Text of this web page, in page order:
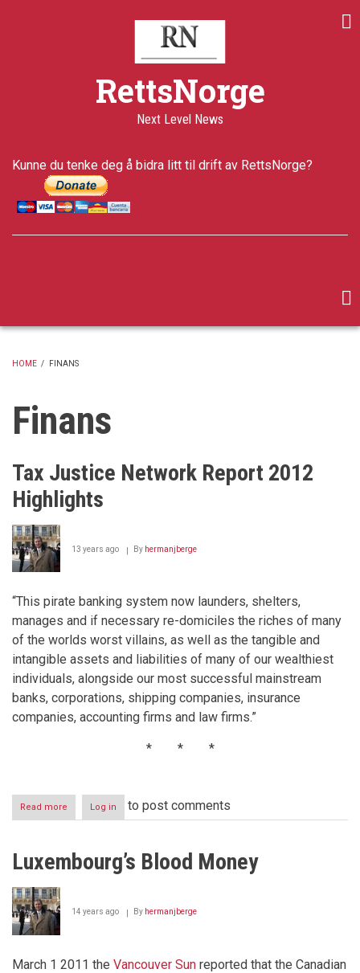
RettsNorge
Next Level News
Kunne du tenke deg å bidra litt til drift av RettsNorge?
HOME / FINANS
Finans
Tax Justice Network Report 2012
Highlights
13 years ago By hermanjberge
“This pirate banking system now launders, shelters,
manages and if necessary re-domiciles the riches of many
of the worlds worst villains, as well as the tangible and
intangible assets and liabilities of many of our wealthiest
individuals, alongside our most successful mainstream
banks, corporations, shipping companies, insurance
companies, accounting firms and law firms.”
* * *
Read more
Tax
Report
Log in to post comments
Luxembourg’s Blood Money
14 years ago By hermanjberge
March 1 2011 the Vancouver Sun reported that the Canadian